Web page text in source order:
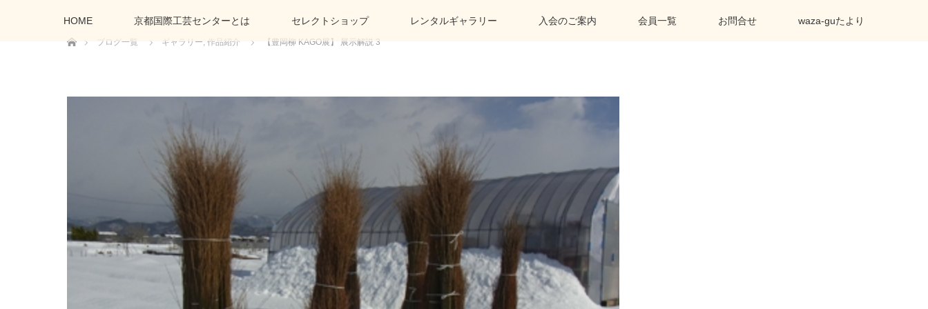
HOME 京都国際工芸センターとは セレクトショップ レンタルギャラリー 入会のご案内 会員一覧 お問合せ waza-guたより
ホーム
ブログ一覧
ギャラリー, 作品紹介 【豊岡柳 KAGO展】 展示解説 3